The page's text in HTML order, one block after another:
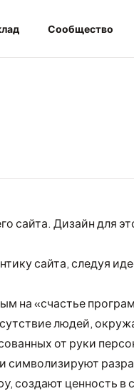
Сообщество
сайта. Дизайн для
сайта, следуя
на «счастье
людей,
от руки
символизируют
создают ценность в